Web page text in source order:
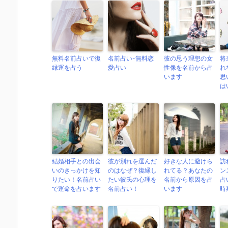
無料名前占いで復
縁運を占う
名前占い-無料恋
愛占い
彼の思う理想の女
性像を名前から占
います
将
れ
思
は
結婚相手との出会
いのきっかけを知
りたい！名前占い
で運命を占います
彼が別れを選んだ
のはなぜ？復縁し
たい彼氏の心理を
名前占い！
好きな人に避けら
れてる？あなたの
名前から原因を占
います
訪
ン
占
時